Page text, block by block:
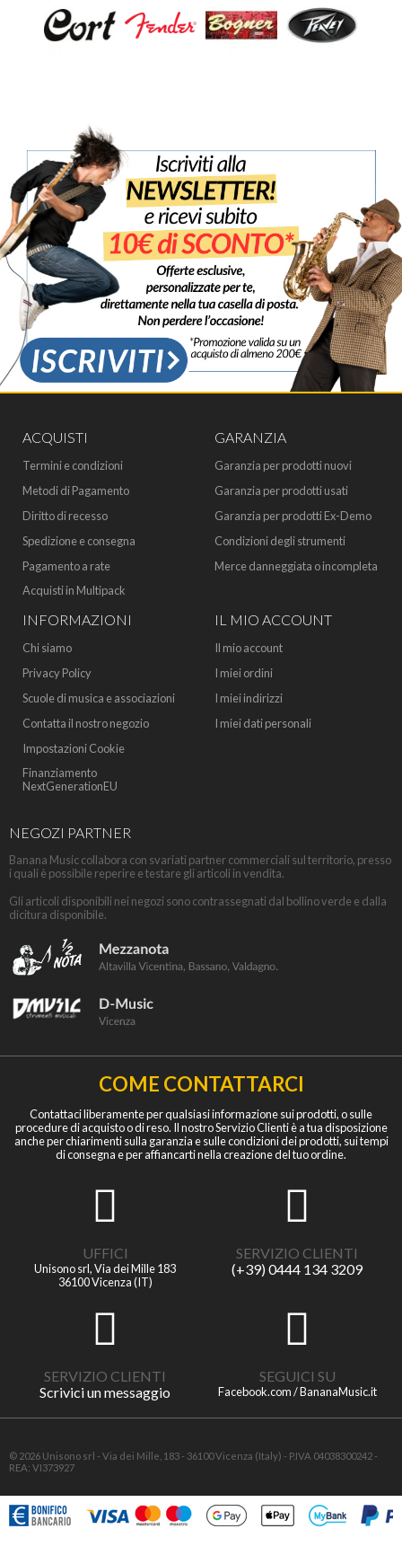
ACQUISTI
Termini e condizioni
Metodi di Pagamento
Diritto di recesso
Spedizione e consegna
Pagamento a rate
Acquisti in Multipack
GARANZIA
Garanzia per prodotti nuovi
Garanzia per prodotti usati
Garanzia per prodotti Ex-Demo
Condizioni degli strumenti
Merce danneggiata o incompleta
INFORMAZIONI
Chi siamo
Privacy Policy
Scuole di musica e associazioni
Contatta il nostro negozio
Impostazioni Cookie
Finanziamento
NextGenerationEU
IL MIO ACCOUNT
Il mio account
I miei ordini
I miei indirizzi
I miei dati personali
NEGOZI PARTNER
Banana Music collabora con svariati partner commerciali sul territorio, presso
i quali è possibile reperire e testare gli articoli in vendita.
Gli articoli disponibili nei negozi sono contrassegnati dal bollino verde e dalla
dicitura disponibile.
COME CONTATTARCI
Contattaci liberamente per qualsiasi informazione sui prodotti, o sulle
procedure di acquisto o di reso. Il nostro Servizio Clienti è a tua disposizione
anche per chiarimenti sulla garanzia e sulle condizioni dei prodotti, sui tempi
di consegna e per affiancarti nella creazione del tuo ordine.
UFFICI
Unisono srl, Via dei Mille 183
36100 Vicenza (IT)
SERVIZIO CLIENTI
(+39) 0444 134 3209
SERVIZIO CLIENTI
Scrivici un messaggio
SEGUICI SU
Facebook.com / BananaMusic.it
© 2026 Unisono srl - Via dei Mille, 183 - 36100 Vicenza (Italy) - P.IVA 04038300242 -
REA: VI373927